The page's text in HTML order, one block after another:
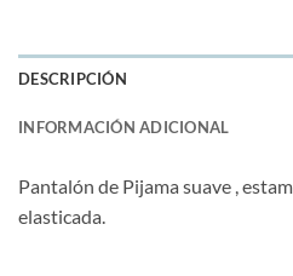
DESCRIPCIÓN
INFORMACIÓN ADICIONAL
Pantalón de Pijama suave ,
elasticada.